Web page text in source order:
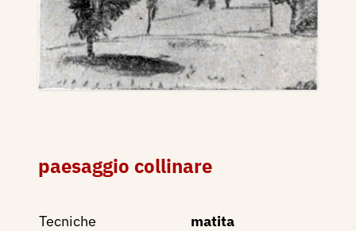
paesaggio collinare
Tecniche
matita